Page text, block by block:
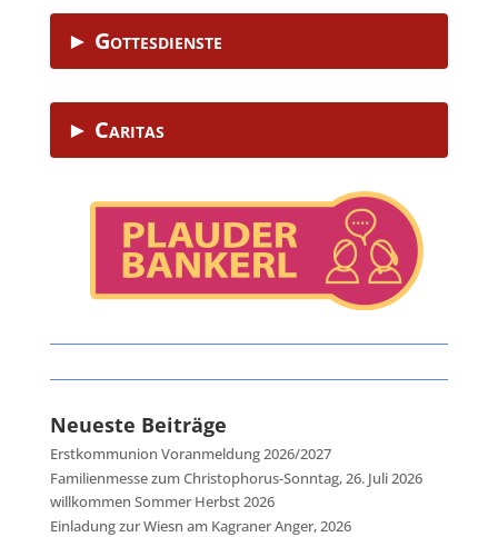
► Gottesdienste
► Caritas
Neueste Beiträge
Erstkommunion Voranmeldung 2026/2027
Familienmesse zum Christophorus-Sonntag, 26. Juli 2026
willkommen Sommer Herbst 2026
Einladung zur Wiesn am Kagraner Anger, 2026